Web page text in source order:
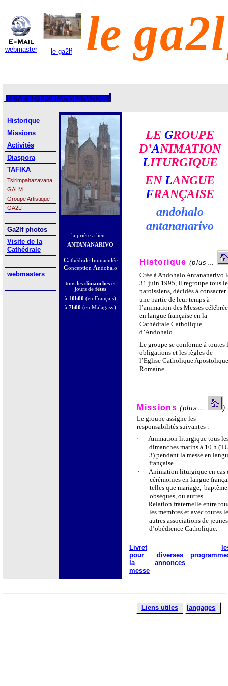
webmaster le ga2lf le
SERVICE D’INFORMATIONS RAPIDES
Historique
Missions
Activités
Diaspora
TAFIKA
Tsirimpahazavana
GALM
Groupe Artistique
GA2LF
Ga2lf photos
Visite de la
Cathédrale
webmasters
la prière a lieu
:
ANTANANARIVO
Cathédrale Immaculée
Conception Andohalo
tous les dimancheset
jours de fêtes
à 10h00 (en Français)
à 7h00 (en Malagasy)
LE GROUPE
D’ANIMATION
LITURGIQUE
EN LANGUE
FRANÇAISE
andohalo
antananarivo
Historique (plus…
Crée à Andohalo Antananarivo
31 juin 1995, Il regroupe tous
paroissiens, décidés à consacrer
une partie de leur temps à
l’animation des Messes
en langue française en la
Cathédrale Catholique
d’Andohalo.
Le groupe se conforme à toutes
obligations et les règles de
l’Eglise Catholique
Romaine.
Missions(plus…
)
Le groupe assigne les
responsabilités suivantes :
·
Animation liturgique tous
dimanches matins à 10 h
3) pendant la messe en
française.
·
Animation liturgique en cas
cérémonies en langue
telles que mariage,
obsèques, ou autres.
·
Relation fraternelle entre
les membres et avec toutes
autres associations de jeunes
d’obédience Catholique.
Livret
pour
la
messe
diverses
annonces
Liens utiles langages